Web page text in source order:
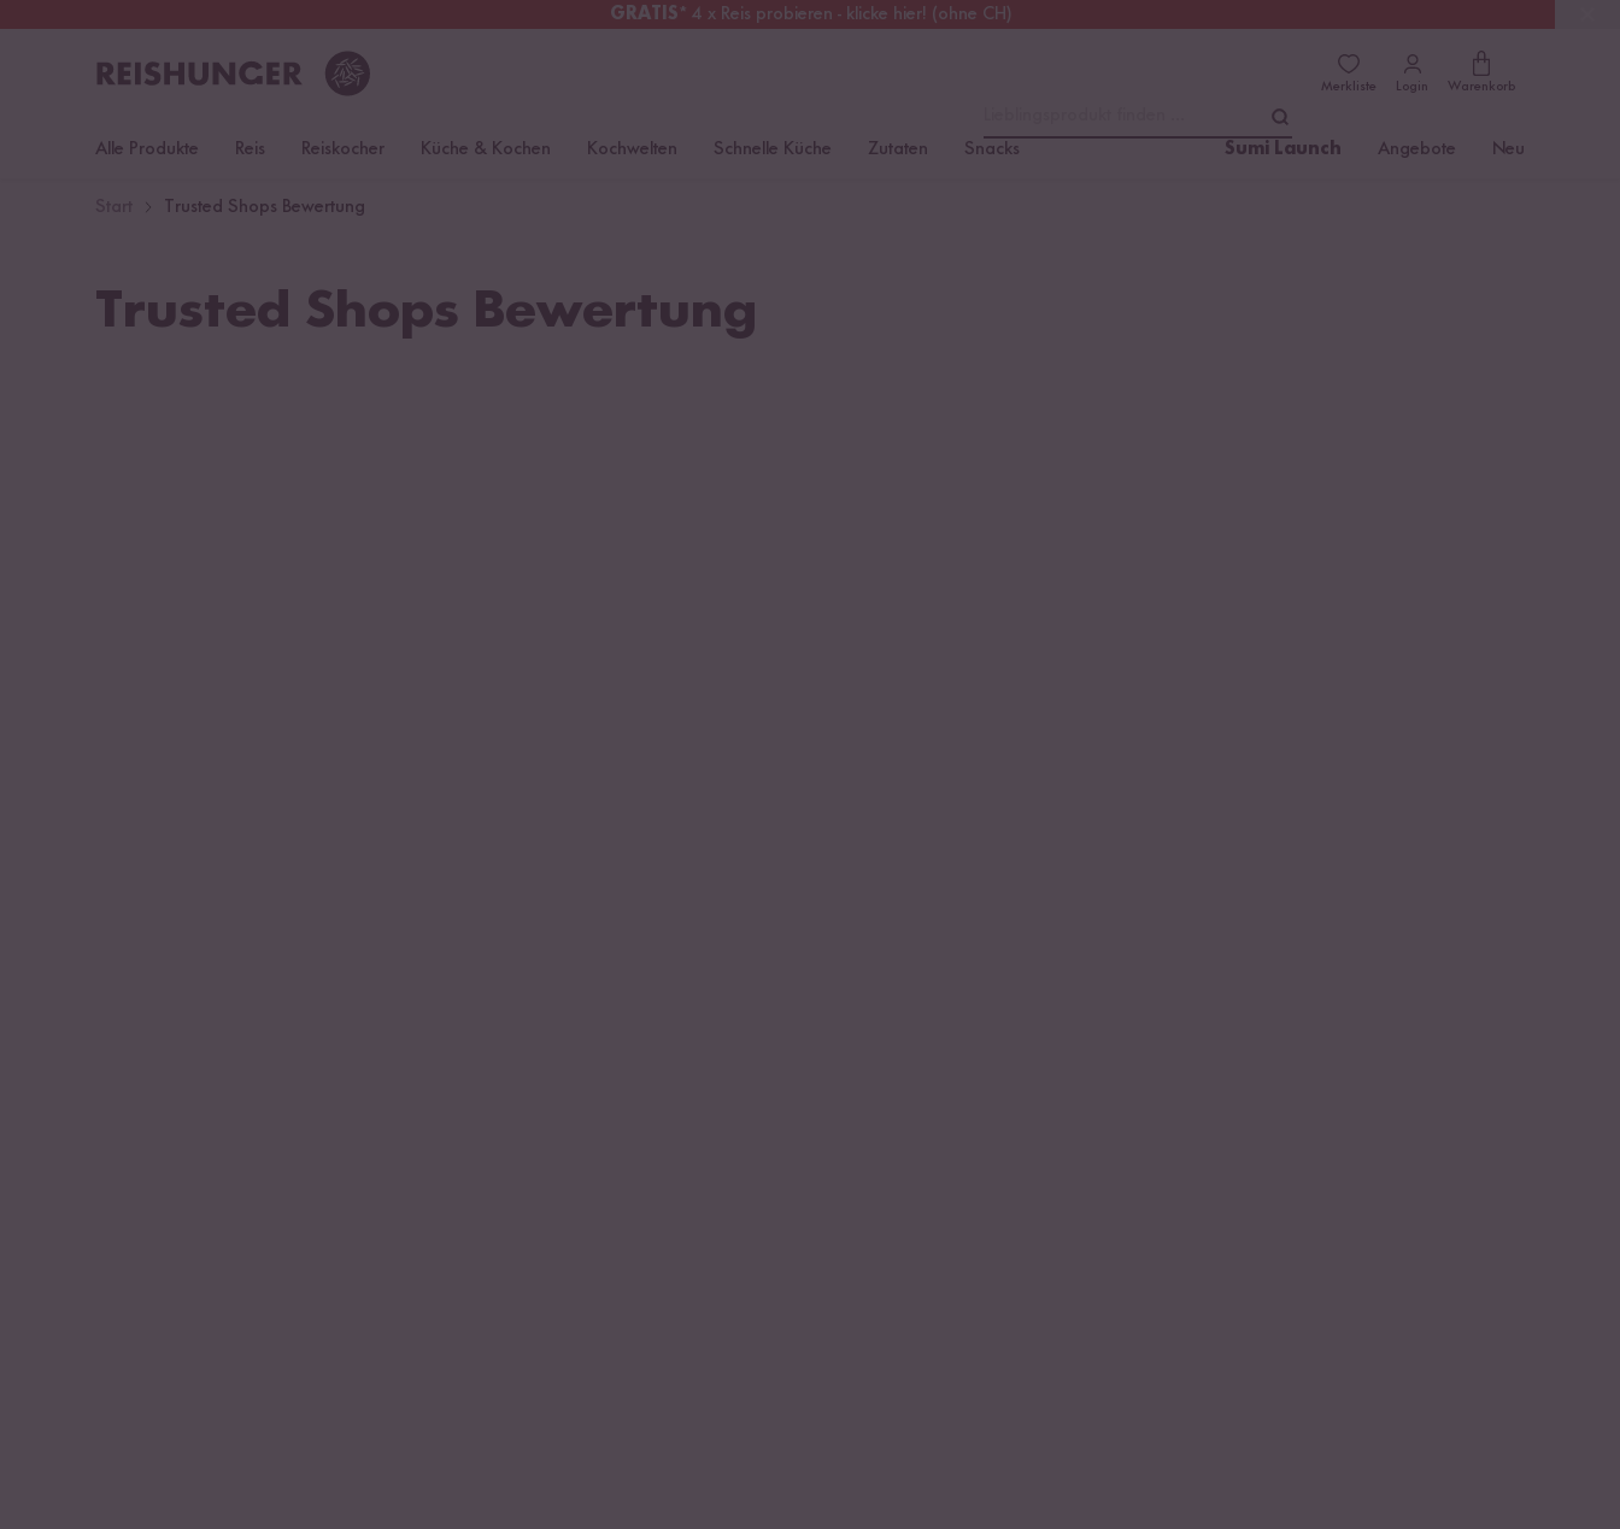
GRATIS* 4 x Reis probieren - klicke hier! (ohne CH)
Kostenloser Versand
Merkliste Login Warenkorb
Alle Produkte Reis Reiskocher Küche & Kochen Kochwelten Schnelle Küche Zutaten Snacks Sumi Launch Angebote Neu
Trusted Shops Bewertung
Trusted Shops Bewertung